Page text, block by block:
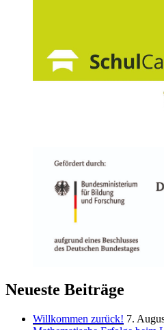
Neueste Beiträge
Willkommen zurück! 7.